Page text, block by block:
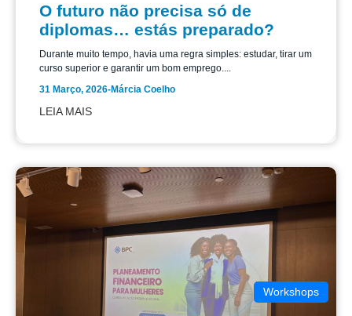
O futuro não precisa só de
diplomas… estás preparado?
Durante muito tempo, havia uma regra simples: estudar, tirar um
curso superior e garantir um bom emprego....
31 Março, 2026-Márcia Coelho
LEIA MAIS
Workshops